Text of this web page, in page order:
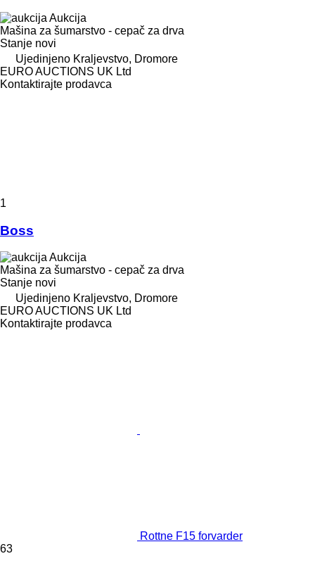
Aukcija
Mašina za šumarstvo - cepač za drva
Stanje novi
Ujedinjeno Kraljevstvo, Dromore
EURO AUCTIONS UK Ltd
Kontaktirajte prodavca
1
Boss
Aukcija
Mašina za šumarstvo - cepač za drva
Stanje novi
Ujedinjeno Kraljevstvo, Dromore
EURO AUCTIONS UK Ltd
Kontaktirajte prodavca
Rottne F15 forvarder
63